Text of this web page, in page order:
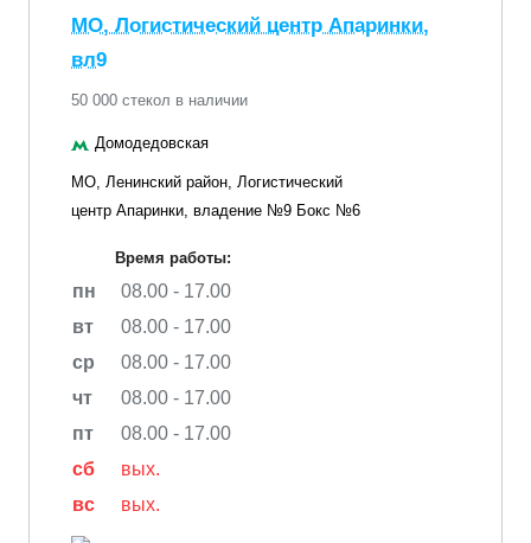
МО, Логистический центр Апаринки,
вл9
50 000 стекол в наличии
Домодедовская
МО, Ленинский район, Логистический
центр Апаринки, владение №9 Бокс №6
Время работы:
пн
08.00 - 17.00
вт
08.00 - 17.00
ср
08.00 - 17.00
чт
08.00 - 17.00
пт
08.00 - 17.00
сб
вых.
вс
вых.